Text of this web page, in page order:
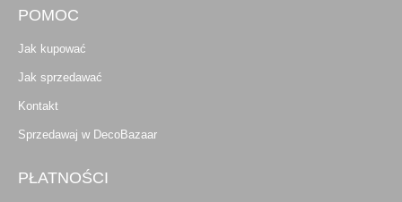
POMOC
Jak kupować
Jak sprzedawać
Kontakt
Sprzedawaj w DecoBazaar
PŁATNOŚCI